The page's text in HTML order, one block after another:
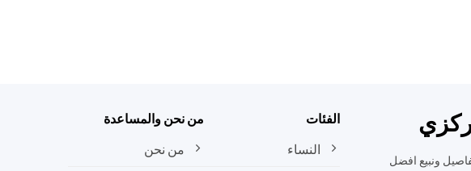
ونبيع افضل
الفئات
النساء
من نحن والمساعدة
من نحن